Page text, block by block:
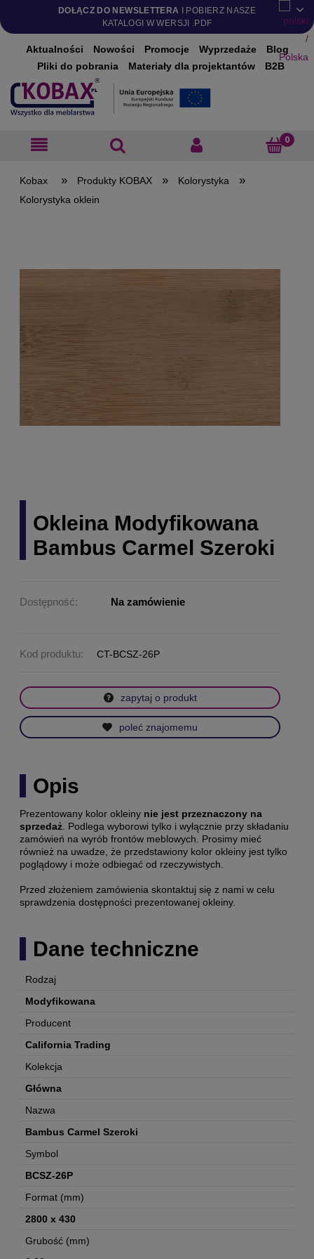
DOŁĄCZ DO NEWSLETTERA I POBIERZ NASZE
KATALOGI W WERSJI .PDF
Aktualności Nowości Promocje Wyprzedaże
Blog
Pliki do pobrania
Materiały dla projektantów B2B
» Produkty KOBAX » Kolorystyka »
Kolorystyka oklein
Okleina Modyfikowana
Bambus Carmel Szeroki
Dostępność: Na zamówienie
Kod produktu: CT-BCSZ-26P
zapytaj o produkt
poleć znajomemu
Opis
Prezentowany kolor okleiny nie jest przeznaczony na
sprzedaż . Podlega wyborowi tylko i wyłącznie przy składaniu
zamówień na wyrób frontów meblowych. Prosimy mieć
również na uwadze, że przedstawiony kolor okleiny jest tylko
poglądowy i może odbiegać od rzeczywistych.
Przed złożeniem zamówienia skontaktuj się z nami w celu
sprawdzenia dostępności prezentowanej okleiny.
Dane techniczne
Rodzaj
Modyfikowana
Producent
California Trading
Kolekcja
Główna
Nazwa
Bambus Carmel Szeroki
Symbol
BCSZ-26P
Format (mm)
2800 x 430
Grubość (mm)